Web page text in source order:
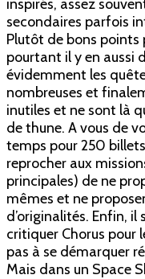
inspirés, assez
secondaires parfois
Plutôt de bons points
pourtant il y en aussi
évidemment les
nombreuses et
inutiles et ne sont là
de thune. A vous de
temps pour 250
reprocher aux
principales) de ne
mêmes et ne
d’originalités. Enfin,
critiquer Chorus pour
pas à se démarquer
Mais dans un Space